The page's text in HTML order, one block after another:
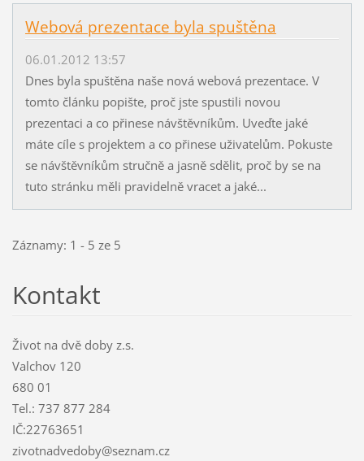
Webová prezentace byla spuštěna
06.01.2012 13:57
Dnes byla spuštěna naše nová webová prezentace. V
tomto článku popište, proč jste spustili novou
prezentaci a co přinese návštěvníkům. Uveďte jaké
máte cíle s projektem a co přinese uživatelům. Pokuste
se návštěvníkům stručně a jasně sdělit, proč by se na
tuto stránku měli pravidelně vracet a jaké...
Záznamy: 1 - 5 ze 5
Kontakt
Život na dvě doby z.s.
Valchov 120
680 01
Tel.: 737 877 284
IČ:22763651
zivotnadvedoby@seznam.cz